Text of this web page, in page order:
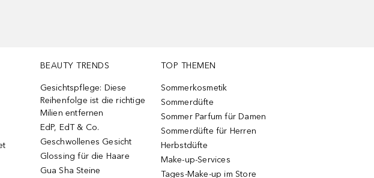
BEAUTY TRENDS
Gesichtspflege: Diese
Reihenfolge ist die richtige
Milien entfernen
EdP, EdT & Co.
Geschwollenes Gesicht
Glossing für die Haare
Gua Sha Steine
TOP THEMEN
Sommerkosmetik
Sommerdüfte
Sommer Parfum für Damen
Sommerdüfte für Herren
Herbstdüfte
Make-up-Services
Tages-Make-up im Store